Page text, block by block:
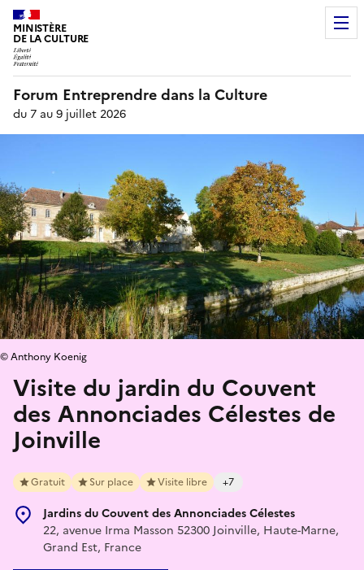
MINISTÈRE
DE LA CULTURE
Forum Entreprendre dans la Culture
du 7 au 9 juillet 2026
Visite du jardin du Couvent
des Annonciades Célestes de
Joinville
Gratuit Sur place Visite libre +7
Jardins du Couvent des Annonciades Célestes
22, avenue Irma Masson 52300 Joinville, Haute-Marne,
Grand Est, France
© Anthony Koenig